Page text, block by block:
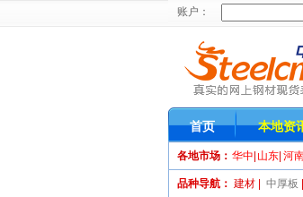
首页 本地资
各地市场： 华中 |山东 |河
品种导航： 建材 中厚板